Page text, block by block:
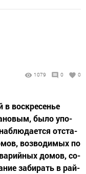
1079 0 0
в воскресенье
было упо­
отста­
возводимых по
домов, со­
забирать в рай­